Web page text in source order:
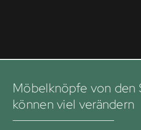
Möbelknöpfe von den
können viel verändern